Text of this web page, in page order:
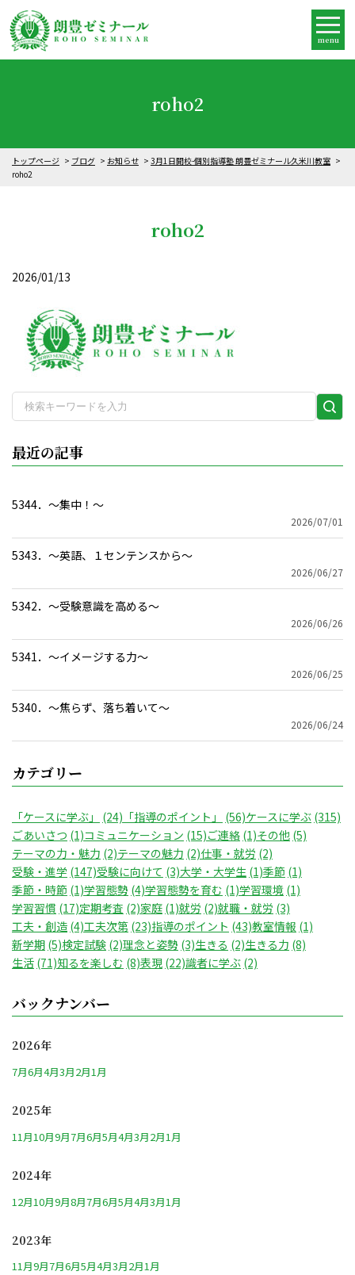
menu
roho2
トップページ ブログ お知らせ
3月1日開校-個別指導塾 朗豊ゼミナール久米川教室
roho2
roho2
2026/01/13
検
最近の記事
5344．～集中！〜
2026/07/01
5343．～英語、１センテンスから〜
2026/06/27
5342．～受験意識を高める〜
2026/06/26
5341．～イメージする力〜
2026/06/25
5340．～焦らず、落ち着いて〜
2026/06/24
カテゴリー
「ケースに学ぶ」 (24) 「指導のポイント」 (56)ケースに学ぶ (315)
ごあいさつ (1)コミュニケーション (15)ご連絡 (1)その他 (5)
テーマの力・魅力 (2)テーマの魅力 (2)仕事・就労 (2)
受験・進学 (147)受験に向けて (3)大学・大学生 (1)季節 (1)
季節・時節 (1)学習態勢 (4)学習態勢を育む (1)学習環境 (1)
学習習慣 (17)定期考査 (2)家庭 (1)就労 (2)就職・就労 (3)
工夫・創造 (4)工夫次第 (23)指導のポイント (43)教室情報 (1)
新学期 (5)検定試験 (2)理念と姿勢 (3)生きる (2)生きる力 (8)
生活 (71)知るを楽しむ (8)表現 (22)識者に学ぶ (2)
バックナンバー
2026年
7月6月4月3月2月1月
2025年
11月10月9月7月6月5月4月3月2月1月
2024年
12月10月9月8月7月6月5月4月3月1月
2023年
11月9月7月6月5月4月3月2月1月